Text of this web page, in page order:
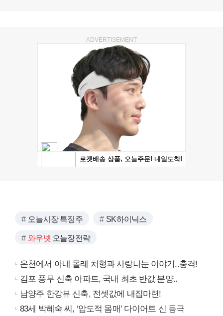
ADVERTISEMENT
오늘시장 특징주 SK하이닉스
와우넷 오늘장전략
온천에서 아내 몰래 처형과 사랑나눈 이야기..충격!
김포 풍무 신축 아파트, 국내 최초 반값 분양..
남양주 한강뷰 신축, 전셋값에 내집마련!
83세 박혜숙 씨, ‘압도적 몸매’ 다이어트 신 등극